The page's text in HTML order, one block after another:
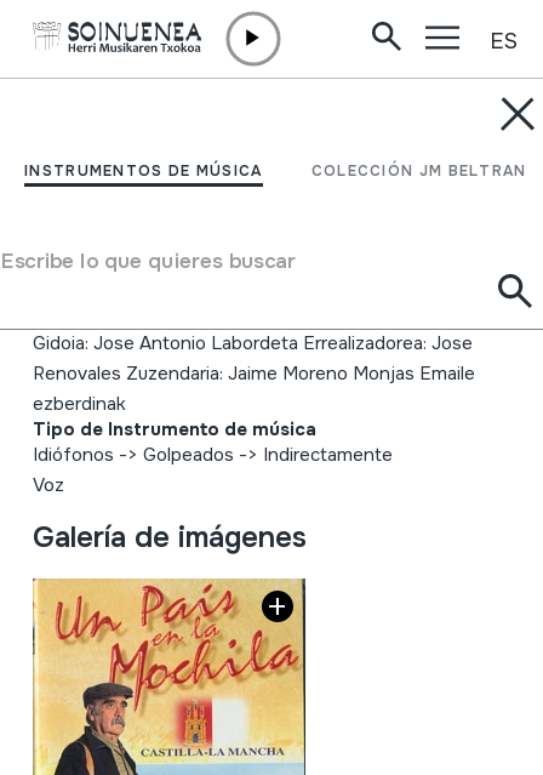
INSTRUMENTOS DE MÚSICA COLECCIÓN JM BELTRAN
Escribe lo que quieres buscar
ES
Un País en la Mochila.
Castilla-La Mancha
Gidoia: Jose Antonio Labordeta Errealizadorea: Jose
Renovales Zuzendaria: Jaime Moreno Monjas Emaile
ezberdinak
Tipo de Instrumento de música
Idiófonos -> Golpeados -> Indirectamente
Voz
Galería de imágenes